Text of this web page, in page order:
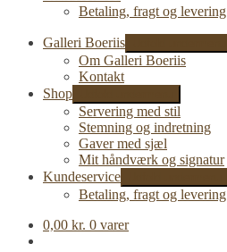
Betaling, fragt og levering
Galleri Boeriis
Om Galleri Boeriis
Kontakt
Shop
Servering med stil
Stemning og indretning
Gaver med sjæl
Mit håndværk og signatur
Kundeservice
Betaling, fragt og levering
0,00 kr. 0 varer